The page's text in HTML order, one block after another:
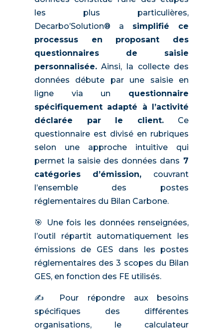
les plus particulières,
Decarbo’Solution® a simplifié ce
processus en proposant des
questionnaires de saisie
personnalisée.Ainsi, la collecte des
données débute par une saisie en
ligne via un questionnaire
spécifiquement adapté à l’activité
déclarée par le client. Ce
questionnaire est divisé en rubriques
selon une approche intuitive qui
permet la saisie des données dans 7
catégories d’émission, couvrant
l’ensemble des postes
réglementaires du Bilan Carbone.
🎯 Une fois les données renseignées,
l’outil répartit automatiquement les
émissions de GES dans les postes
réglementaires des 3 scopes du Bilan
GES, en fonction des FE utilisés.
✍️ Pour répondre aux besoins
spécifiques des différentes
organisations, le calculateur